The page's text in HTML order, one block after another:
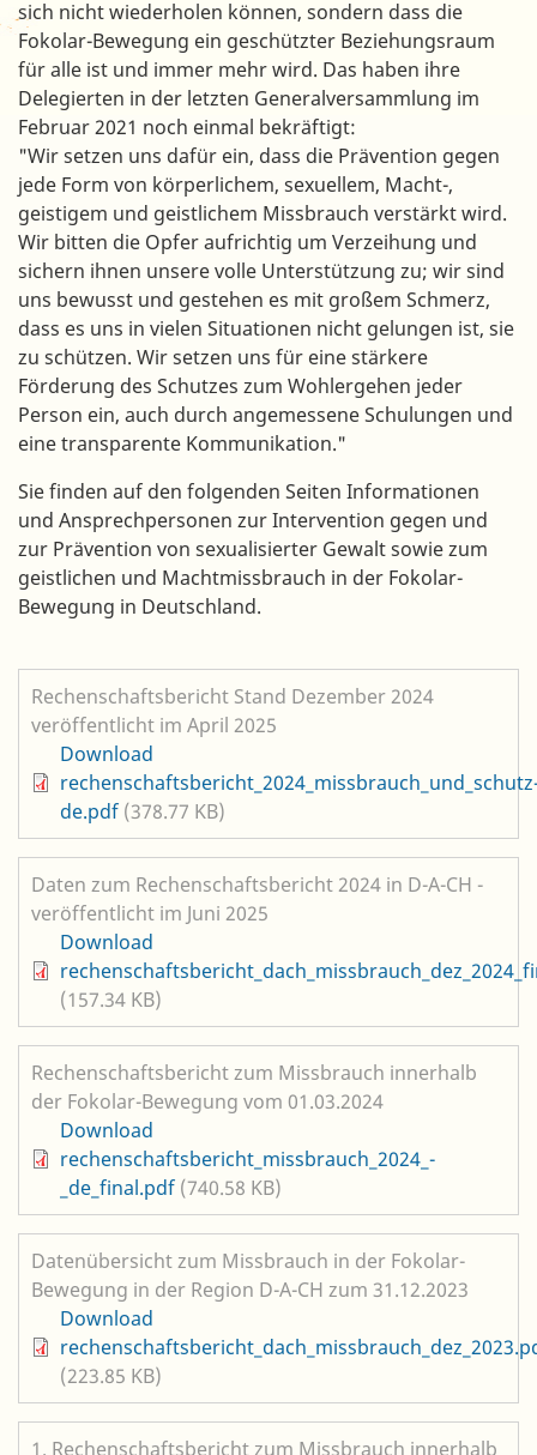
sich nicht wiederholen können, sondern dass die
Fokolar-Bewegung ein geschützter Beziehungsraum
für alle ist und immer mehr wird. Das haben ihre
Delegierten in der letzten Generalversammlung im
Februar 2021 noch einmal bekräftigt:
"Wir setzen uns dafür ein, dass die Prävention gegen
jede Form von körperlichem, sexuellem, Macht-,
geistigem und geistlichem Missbrauch verstärkt wird.
Wir bitten die Opfer aufrichtig um Verzeihung und
sichern ihnen unsere volle Unterstützung zu; wir sind
uns bewusst und gestehen es mit großem Schmerz,
dass es uns in vielen Situationen nicht gelungen ist, sie
zu schützen. Wir setzen uns für eine stärkere
Förderung des Schutzes zum Wohlergehen jeder
Person ein, auch durch angemessene Schulungen und
eine transparente Kommunikation."
Sie finden auf den folgenden Seiten Informationen
und Ansprechpersonen zur Intervention gegen und
zur Prävention von sexualisierter Gewalt sowie zum
geistlichen und Machtmissbrauch in der Fokolar-
Bewegung in Deutschland.
Rechenschaftsbericht Stand Dezember 2024
veröffentlicht im April 2025
DateiDownload
de.pdf (378.77 KB)
Daten zum Rechenschaftsbericht 2024 in D-A-CH -
veröffentlicht im Juni 2025
DateiDownload
(157.34 KB)
Rechenschaftsbericht zum Missbrauch innerhalb
der Fokolar-Bewegung vom 01.03.2024
DateiDownload
rechenschaftsbericht_missbrauch_2024_-
_de_final.pdf (740.58 KB)
Datenübersicht zum Missbrauch in der Fokolar-
Bewegung in der Region D-A-CH zum 31.12.2023
DateiDownload
(223.85 KB)
1. Rechenschaftsbericht zum Missbrauch innerhalb